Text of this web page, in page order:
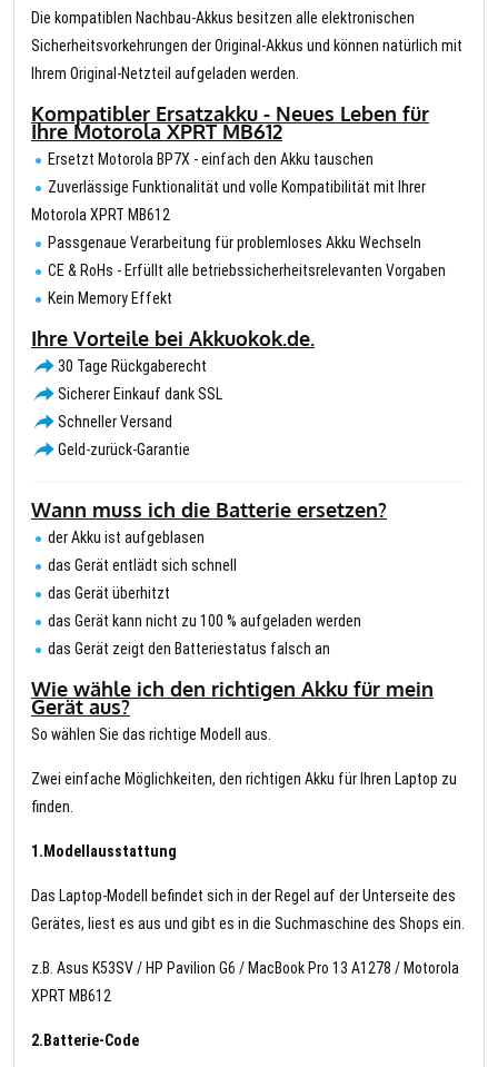
Die kompatiblen Nachbau-Akkus besitzen alle elektronischen
Sicherheitsvorkehrungen der Original-Akkus und können natürlich mit
Ihrem Original-Netzteil aufgeladen werden.
Kompatibler Ersatzakku - Neues Leben für
Ihre Motorola XPRT MB612
Ersetzt Motorola BP7X - einfach den Akku tauschen
Zuverlässige Funktionalität und volle Kompatibilität mit Ihrer
Motorola XPRT MB612
Passgenaue Verarbeitung für problemloses Akku Wechseln
CE & RoHs - Erfüllt alle betriebssicherheitsrelevanten Vorgaben
Kein Memory Effekt
Ihre Vorteile bei Akkuokok.de.
30 Tage Rückgaberecht
Sicherer Einkauf dank SSL
Schneller Versand
Geld-zurück-Garantie
Wann muss ich die Batterie ersetzen?
der Akku ist aufgeblasen
das Gerät entlädt sich schnell
das Gerät überhitzt
das Gerät kann nicht zu 100 % aufgeladen werden
das Gerät zeigt den Batteriestatus falsch an
Wie wähle ich den richtigen Akku für mein
Gerät aus?
So wählen Sie das richtige Modell aus.
Zwei einfache Möglichkeiten, den richtigen Akku für Ihren Laptop zu
finden.
1.Modellausstattung
Das Laptop-Modell befindet sich in der Regel auf der Unterseite des
Gerätes, liest es aus und gibt es in die Suchmaschine des Shops ein.
z.B. Asus K53SV / HP Pavilion G6 / MacBook Pro 13 A1278 / Motorola
XPRT MB612
2.Batterie-Code